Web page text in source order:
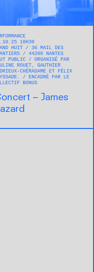
18H30
HUIT
36 MAIL DES
44200 NANTES
PUBLIC
ORGANISÉ PAR
ROUET, GAUTHIER
CHÉRADAME ET FÉLIX
ENCADRÉ PAR LE
BONUS
– James